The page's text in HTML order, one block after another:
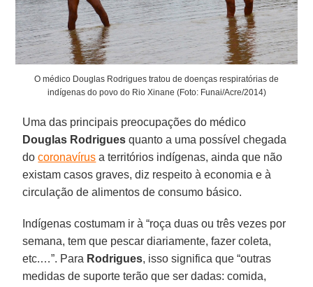
O médico Douglas Rodrigues tratou de doenças respiratórias de
indígenas do povo do Rio Xinane (Foto: Funai/Acre/2014)
Uma das principais preocupações do médico
Douglas Rodrigues quanto a uma possível chegada
docoronavírus a territórios indígenas, ainda que não
existam casos graves, diz respeito à economia e à
circulação de alimentos de consumo básico.
Indígenas costumam ir à “roça duas ou três vezes por
semana, tem que pescar diariamente, fazer coleta,
etc.…”. Para Rodrigues, isso significa que “outras
medidas de suporte terão que ser dadas: comida,